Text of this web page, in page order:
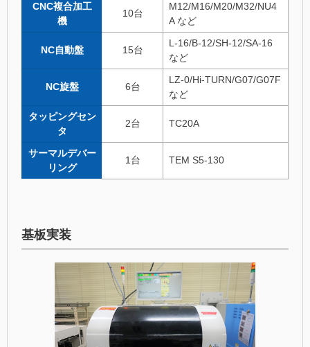
CNC複合加工
機
10台
M12/M16/M20/M32/NU4
A など
NC自動盤 15台
L-16/B-12/SH-12/SA-16
など
NC旋盤 6台
LZ-0/Hi-TURN/G07/G07F
など
タッピングセン
タ
2台 TC20A
サーマルデバー
リング
1台 TEM S5-130
基板実装